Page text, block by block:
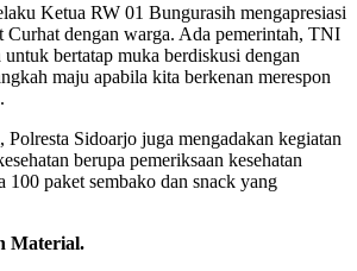
Ketua RW 01 Bungurasih mengapresiasi
Curhat dengan warga. Ada pemerintah, TNI
untuk bertatap muka berdiskusi dengan
maju apabila kita berkenan merespon
Polresta Sidoarjo juga mengadakan kegiatan
berupa pemeriksaan kesehatan
100 paket sembako dan snack yang
Material.